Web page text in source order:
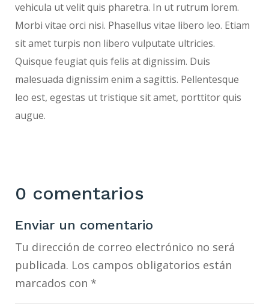
vehicula ut velit quis pharetra. In ut rutrum lorem.
Morbi vitae orci nisi. Phasellus vitae libero leo. Etiam
sit amet turpis non libero vulputate ultricies.
Quisque feugiat quis felis at dignissim. Duis
malesuada dignissim enim a sagittis. Pellentesque
leo est, egestas ut tristique sit amet, porttitor quis
augue.
0 comentarios
Enviar un comentario
Tu dirección de correo electrónico no será
publicada. Los campos obligatorios están
marcados con *